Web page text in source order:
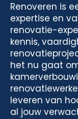
Renoveren is
expertise en
renovatie-
kennis,
het nu gaat
leveren van
al jouw